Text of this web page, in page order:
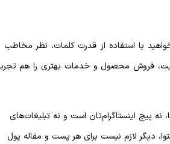
با استفاده از قدرت کلمات، نظر مخاطب
فروش محصول و خدمات بهتری را هم
وب‌سایت هستید، قطعا می‌دانید که بهترین فروشنده‌ی ۲۴ ساعته شما، نه پیج اینستاگرام‌تان است و نه تبلیغات‌های
دیگر لازم نیست برای هر پست و مقاله پول